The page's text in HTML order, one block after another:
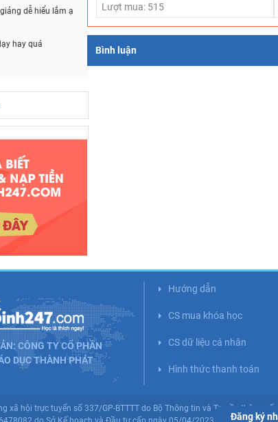
dễ hiểu lắm ạ
hay quá
Lượt mua: 515
Bình luận
Đăng ký
CÔNG TY CỔ PHẦN
DỤC THÀNH PHÁT
Hướng dẫn
CS mua khóa học
CS dữ liệu cá nhân
Hình thức thanh toán
xã hội trực tuyến số 337/GP-BTTTT do Bộ Thông tin và Truyền thông